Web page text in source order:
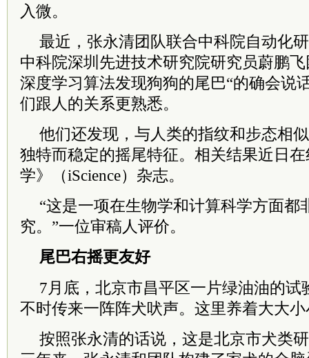
入微。
最近，张永清团队联合中科院自动化
中科院深圳先进技术研究院研究员蔚鹏
深度学习算法发现狗狗的尾巴“的确会说
们跟人的关系更熟悉。
他们还发现，与人类的指纹和步态相
独特而稳定的摇尾特征。相关结果近日
学》（iScience）杂志。
“这是一项在生物学和计算科学方面都
究。”一位审稿人评价。
尾巴右摇更友好
7月底，北京市昌平区一片绿油油的试
不时传来一阵阵犬吠声。这里养着大大小
按照张永清的话说，这是北京市犬类